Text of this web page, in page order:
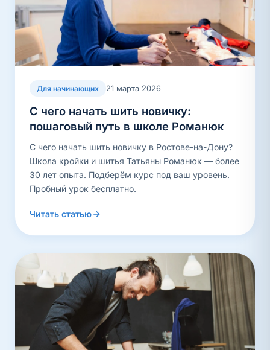
Для начинающих 21 марта 2026
С чего начать шить новичку:
пошаговый путь в школе Романюк
С чего начать шить новичку в Ростове-на-Дону?
Школа кройки и шитья Татьяны Романюк — более
30 лет опыта. Подберём курс под ваш уровень.
Пробный урок бесплатно.
Читать статью